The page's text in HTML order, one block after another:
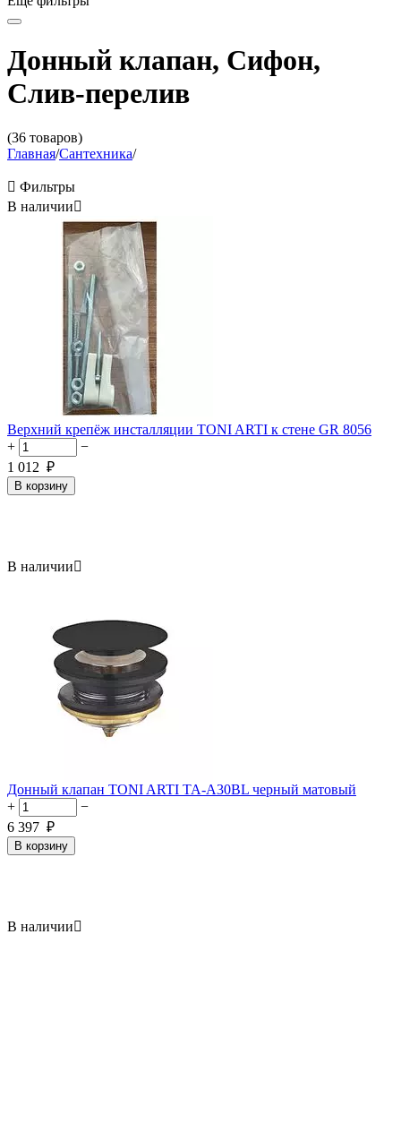
Донный клапан, Сифон,
Слив-перелив
(36 товаров)
Главная/Сантехника/
 Фильтры
В наличии
Верхний крепёж инсталляции TONI ARTI к стене GR 8056
+
−
1 012 ₽
В корзину
В наличии
Донный клапан TONI ARTI TA-A30BL черный матовый
+
−
6 397 ₽
В корзину
В наличии